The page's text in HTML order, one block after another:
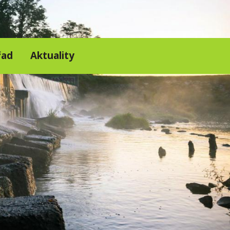
Aktuality